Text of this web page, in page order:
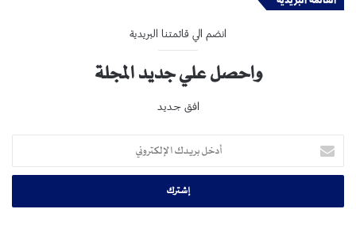
انضم الي قائمتنا البريدية
واحصل علي جديد المجلة
افق جديد
أدخل
بريدك
الإلكتروني